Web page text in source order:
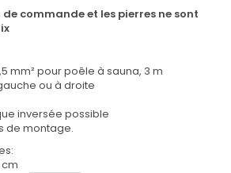
de commande et les pierres ne sont
mm² pour poêle à sauna, 3 m
ou à droite
inversée possible
de montage.
cm